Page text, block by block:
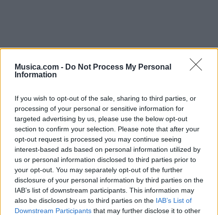
Musica.com - Do Not Process My Personal
Information
If you wish to opt-out of the sale, sharing to third parties, or
processing of your personal or sensitive information for
targeted advertising by us, please use the below opt-out
section to confirm your selection. Please note that after your
opt-out request is processed you may continue seeing
interest-based ads based on personal information utilized by
us or personal information disclosed to third parties prior to
your opt-out. You may separately opt-out of the further
disclosure of your personal information by third parties on the
IAB’s list of downstream participants. This information may
also be disclosed by us to third parties on the IAB’s List of
Downstream Participants that may further disclose it to other
Paramore
Evanescence
Green Day